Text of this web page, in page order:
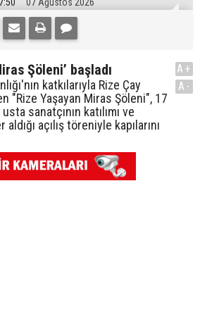
Şöleni’ başladı
katkılarıyla Rize Çay
"Rize Yaşayan Miras Şöleni", 17
sanatçının katılımı ve
açılış töreniyle kapılarını
A+
A-